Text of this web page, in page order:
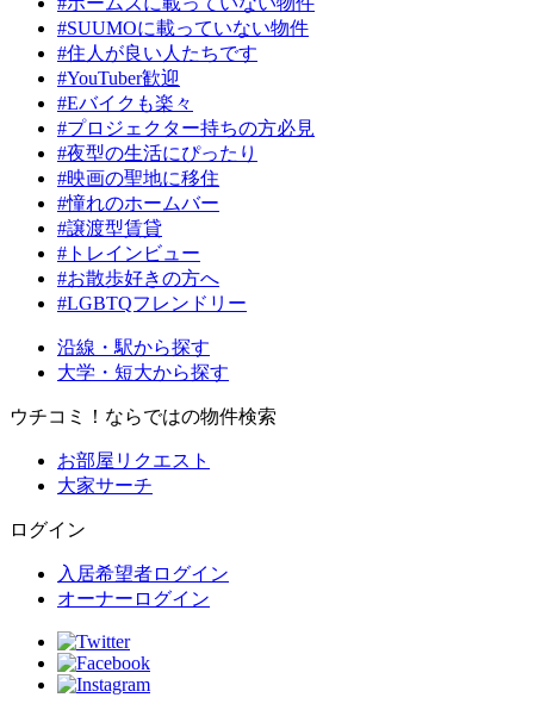
#SUUMOに載っていない物件
#住人が良い人たちです
#YouTuber歓迎
#Eバイクも楽々
#プロジェクター持ちの方必見
#夜型の生活にぴったり
#映画の聖地に移住
#憧れのホームバー
#譲渡型賃貸
#トレインビュー
#お散歩好きの方へ
#LGBTQフレンドリー
沿線・駅から探す
大学・短大から探す
ウチコミ！ならではの物件検索
お部屋リクエスト
大家サーチ
ログイン
入居希望者ログイン
オーナーログイン